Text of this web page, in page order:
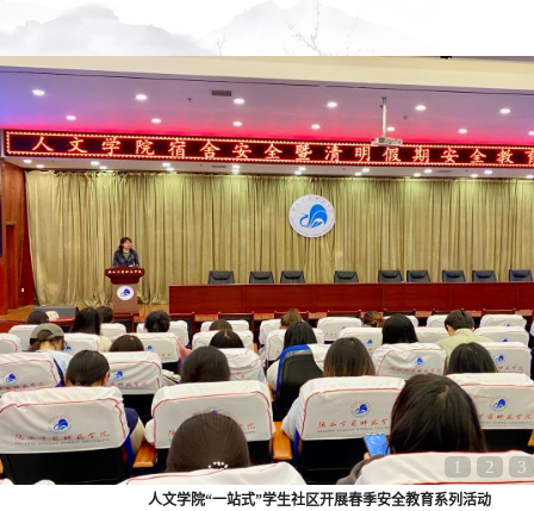
1 2 3
历史文化与旅游学院成功召开2021级师范生教育实习总结大会